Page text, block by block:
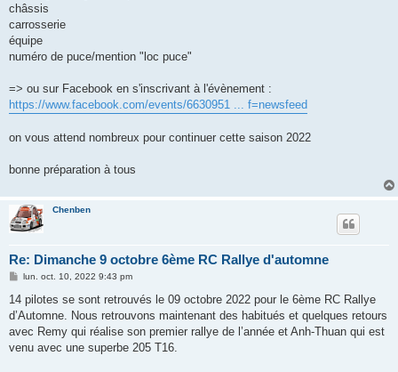
châssis
carrosserie
équipe
numéro de puce/mention "loc puce"
=> ou sur Facebook en s'inscrivant à l'évènement :
https://www.facebook.com/events/6630951 ... f=newsfeed
on vous attend nombreux pour continuer cette saison 2022
bonne préparation à tous
Chenben
Re: Dimanche 9 octobre 6ème RC Rallye d'automne
M
s
a
g
lun. oct. 10, 2022 9:43 pm
14 pilotes se sont retrouvés le 09 octobre 2022 pour le 6ème RC Rallye
d’Automne. Nous retrouvons maintenant des habitués et quelques retours
avec Remy qui réalise son premier rallye de l’année et Anh-Thuan qui est
venu avec une superbe 205 T16.